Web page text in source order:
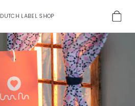
DUTCH LABEL SHOP